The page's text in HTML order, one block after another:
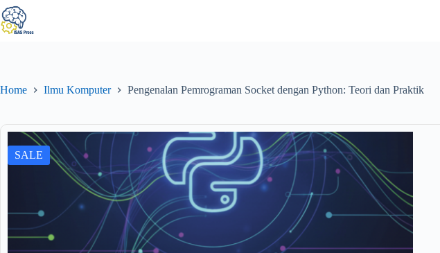
Home Ilmu Komputer Pengenalan Pemrograman Socket dengan Python: Teori dan Praktik
SALE